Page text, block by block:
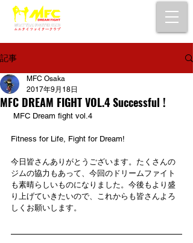
記事
MFC DREAM FIGHT VOL.4 Successful !
MFC Osaka
2017年9月18日
MFC Dream fight vol.4
Fitness for Life, Fight for Dream!
今日皆さんありがとうございます。たくさんの
ジムの協力もあって、今回のドリームファイト
も素晴らしいものになりました。今後もより盛
り上げていきたいので、これからも皆さんよろ
しくお願いします。